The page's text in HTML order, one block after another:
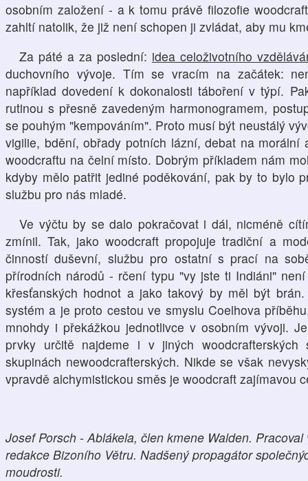
osobním založení - a k tomu právě filozofie
zahltí natolik, že již není schopen ji zvládat, aby mu
Za páté a za poslední: idea celoživotního
duchovního vývoje. Tím se vracím na začátek:
například dovedení k dokonalosti táboření v týpí.
rutinou s přesně zavedeným harmonogramem,
se pouhým "kempováním". Proto musí být neustálý
vigilie, bdění, obřady potních lázní, debat na
woodcraftu na čelní místo. Dobrým příkladem nám
kdyby mělo patřit jediné poděkování, pak by to bylo
službu pro nás mladé.
Ve výčtu by se dalo pokračovat i dál, nicméně
zmínil. Tak, jako woodcraft propojuje tradiční a
činností duševní, službu pro ostatní s prací na
přírodních národů - rčení typu "vy jste ti Indiáni"
křesťanských hodnot a jako takový by měl být
systém a je proto cestou ve smyslu Coelhova
mnohdy i překážkou jednotlivce v osobním vývoji.
prvky určitě najdeme i v jiných
skupinách newoodcrafterských. Nikde se však
vpravdě alchymistickou směs je woodcraft zajímavou
Josef Porsch - Ablákela, člen kmene Walden.
redakce Bizoního Větru. Nadšený propagátor
moudrosti.